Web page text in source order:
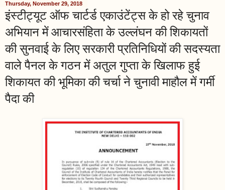
Thursday, November 29, 2018
इंस्टीट्यूट ऑफ चार्टर्ड एकाउंटेंट्स के हो रहे चुनाव
अभियान में आचारसंहिता के उल्लंघन की शिकायतों
की सुनवाई के लिए सरकारी प्रतिनिधियों की सदस्यता
वाले पैनल के गठन में अतुल गुप्ता के खिलाफ हुई
शिकायत की भूमिका की चर्चा ने चुनावी माहौल में गर्मी
पैदा की